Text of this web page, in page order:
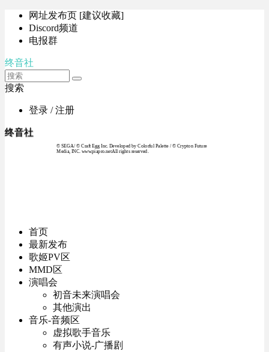
网址发布页 [建议收藏]
Discord频道
电报群
终音社
搜索
登录 / 注册
终音社
© SEGA / © Craft Egg Inc. Developed by Colorful Palette / © Crypton Future
Media, INC. www.piapro.netAll rights reserved.
首页
最新发布
歌姬PV区
MMD区
演唱会
初音未来演唱会
其他演出
音乐-音频区
虚拟歌手音乐
有声小说-广播剧